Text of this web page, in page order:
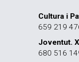
Cultura i
659 219
Joventut.
680 516